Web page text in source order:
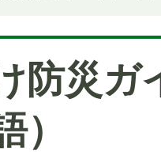
防災ガ
）